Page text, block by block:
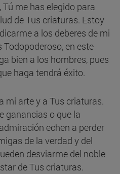
me has elegido para
de Tus criaturas. Estoy
a los deberes de mi
en este
bien a los hombres, pues
haga tendrá éxito.
mi arte y a Tus criaturas.
ganancias o que la
echen a perder
de la verdad y del
desviarme del noble
de Tus criaturas.